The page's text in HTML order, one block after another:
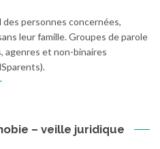
des personnes concernées,
leur famille. Groupes de parole
agenres et non-binaires
– veille juridique